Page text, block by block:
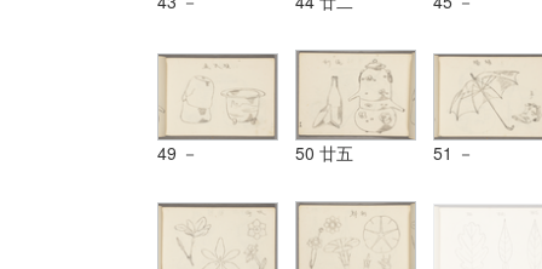
49 － 50 廿五 51 －